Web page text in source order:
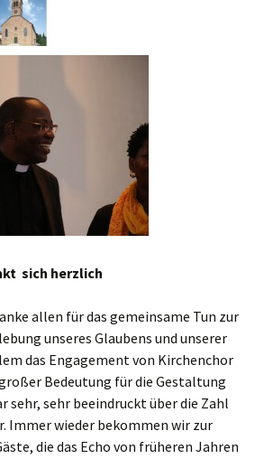
sich herzlich
allen für das gemeinsame Tun zur
unseres Glaubens und unserer
das Engagement von Kirchenchor
Bedeutung für die Gestaltung
sehr, sehr beeindruckt über die Zahl
Immer wieder bekommen wir zur
die das Echo von früheren Jahren